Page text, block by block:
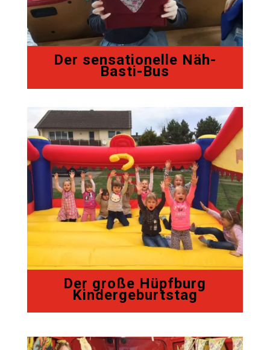
Der sensationelle Näh-
Basti-Bus
Der große Hüpfburg
Kindergeburtstag